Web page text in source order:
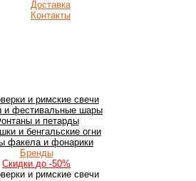
Доставка
Контакты
и римские свечи
и фестивальные шары
и петарды
и бенгальские огни
факела и фонарики
Бренды
Скидки до -50%
и римские свечи